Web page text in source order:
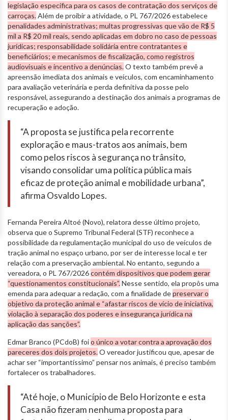
legislação específica para os casos de contratação dos serviços de
carroças.Além de proibir a atividade, o PL 767/2026 estabelece
penalidades administrativas; multas progressivas que vão de R$ 5
mil a R$ 20 mil reais, sendo aplicadas em dobro no caso de pessoas
jurídicas; responsabilidade solidária entre contratantes e
beneficiários; e mecanismos de fiscalização, como registros
audiovisuais e incentivo a denúncias.O texto também prevê a
apreensão imediata dos animais e veículos, com encaminhamento
para avaliação veterinária e perda definitiva da posse pelo
responsável, assegurando a destinação dos animais a programas de
recuperação e adoção.
“A proposta se justifica pela recorrente
exploração e maus-tratos aos animais, bem
como pelos riscos à segurança no trânsito,
visando consolidar uma política pública mais
eficaz de proteção animal e mobilidade urbana”,
afirma Osvaldo Lopes.
Fernanda Pereira Altoé (Novo), relatora desse último projeto,
observa que o Supremo Tribunal Federal (STF) reconhece a
possibilidade da regulamentação municipal do uso de veículos de
tração animal no espaço urbano, por ser de interesse local e ter
relação com a preservação ambiental. No entanto, segundo a
vereadora, o PL 767/2026contém dispositivos que podem gerar
“questionamentos constitucionais”.Nesse sentido, ela propôs uma
emenda para adequar a redação, com a finalidade depreservar o
objetivo da proteção animal e “afastar riscos de vício de iniciativa,
violação à separação dos poderes e insegurança jurídica na
aplicação das sanções”.
Edmar Branco (PCdoB) foio único a votar contra a aprovação dos
pareceres dos dois projetos.O vereador justificou que, apesar de
achar ser “importantíssimo” pensar nos animais, é preciso também
fortalecer os trabalhadores.
“Até hoje, o Município de Belo Horizonte e esta
Casa não fizeram nenhuma proposta para